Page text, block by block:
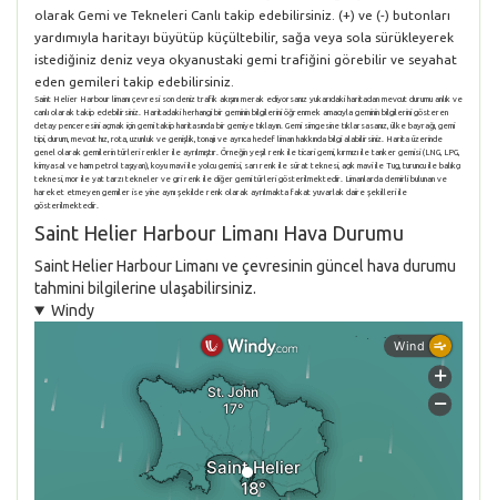
olarak Gemi ve Tekneleri Canlı takip edebilirsiniz. (+) ve (-) butonları
yardımıyla haritayı büyütüp küçültebilir, sağa veya sola sürükleyerek
istediğiniz deniz veya okyanustaki gemi trafiğini görebilir ve seyahat
eden gemileri takip edebilirsiniz.
Saint Helier Harbour limanı çevresi son deniz trafik akışını merak ediyorsanız yukarıdaki haritadan mevcut durumu anlık ve
canlı olarak takip edebilirsiniz. Haritadaki herhangi bir geminin bilgilerini öğrenmek amacıyla geminin bilgilerini gösteren
detay penceresini açmak için gemi takip haritasında bir gemiye tıklayın. Gemi simgesine tıklarsasanız, ülke bayrağı, gemi
tipi, durum, mevcut hız, rota, uzunluk ve genişlik, tonajı ve ayrıca hedef liman hakkında bilgi alabilirsiniz. Harita üzerinde
genel olarak gemilerin türleri renkler ile ayrılmıştır. Örneğin yeşil renk ile ticari gemi, kırmızı ile tanker gemisi (LNG, LPG,
kimyasal ve ham petrol taşıyan), koyu mavi ile yolcu gemisi, sarı renk ile sürat teknesi, açık mavi ile Tug, turuncu ile balıkçı
teknesi, mor ile yat tarzı tekneler ve gri renk ile diğer gemi türleri gösterilmektedir. Limanlarda demirli bulunan ve
hareket etmeyen gemiler ise yine aynı şekilde renk olarak ayrılmakta fakat yuvarlak daire şekilleri ile
gösterilmektedir.
Saint Helier Harbour Limanı Hava Durumu
Saint Helier Harbour Limanı ve çevresinin güncel hava durumu
tahmini bilgilerine ulaşabilirsiniz.
Windy